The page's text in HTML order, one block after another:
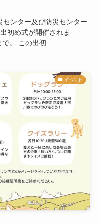
ンター及び防災センター
初め式が開催されま
。 この出初...
イベント